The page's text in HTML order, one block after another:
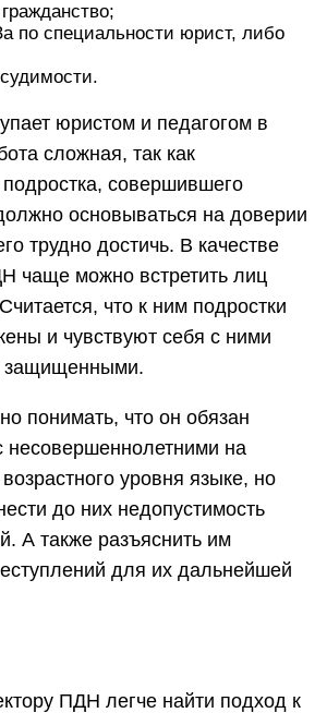
по специальности юрист, либо
юристом и педагогом в
сложная, так как
совершившего
основываться на доверии
трудно достичь. В качестве
чаще можно встретить лиц
что к ним подростки
и чувствуют себя с ними
защищенными.
понимать, что он обязан
несовершеннолетними на
уровня языке, но
до них недопустимость
А также разъяснить им
для их дальнейшей
ПДН легче найти подход к